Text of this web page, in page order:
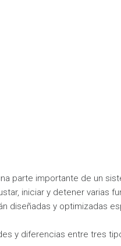
parte importante de un
iniciar y detener varias
diseñadas y optimizadas
y diferencias entre tres